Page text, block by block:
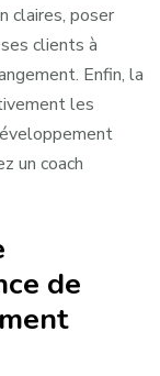
claires, poser
clients à
Enfin, la
les
un coach
de